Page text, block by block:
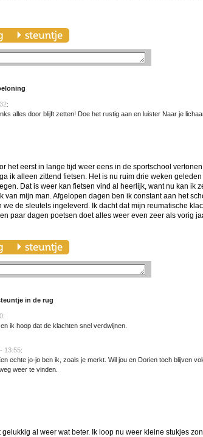
:
alles door blijft zetten! Doe het rustig aan en luister Naar je
het eerst in lange tijd weer eens in de sportschool
ik alleen zittend fietsen. Het is nu ruim drie weken
Dat is weer kan fietsen vind al heerlijk, want nu kan ik
van mijn man. Afgelopen dagen ben ik constant aan het
we de sleutels ingeleverd. Ik dacht dat mijn reumatische
paar dagen poetsen doet alles weer even zeer als vorig
in de rug
:
ik hoop dat de klachten snel verdwijnen.
13:55:
echte jo-jo ben ik, zoals je merkt. Wil jou en Dorien toch blijven
weer te vinden.
gelukkig al weer wat beter. Ik loop nu weer kleine stukjes